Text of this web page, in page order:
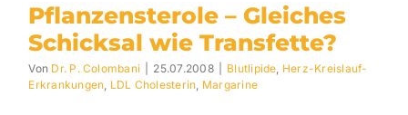
Pflanzensterole – Gleiches
Schicksal wie Transfette?
Von Dr. P. Colombani 25.07.2008 Blutlipide, Herz-Kreislauf-
Erkrankungen, LDL Cholesterin, Margarine